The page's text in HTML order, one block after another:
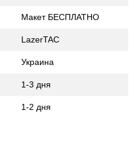
Макет БЕСПЛАТНО
LazerTAC
Украина
1-3 дня
1-2 дня